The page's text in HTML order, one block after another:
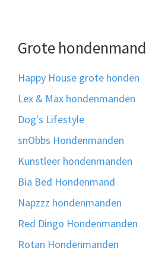
Grote hondenmand
Happy House grote honden
Lex & Max hondenmanden
Dog's Lifestyle
snObbs Hondenmanden
Kunstleer hondenmanden
Bia Bed Hondenmand
Napzzz hondenmanden
Red Dingo Hondenmanden
Rotan Hondenmanden